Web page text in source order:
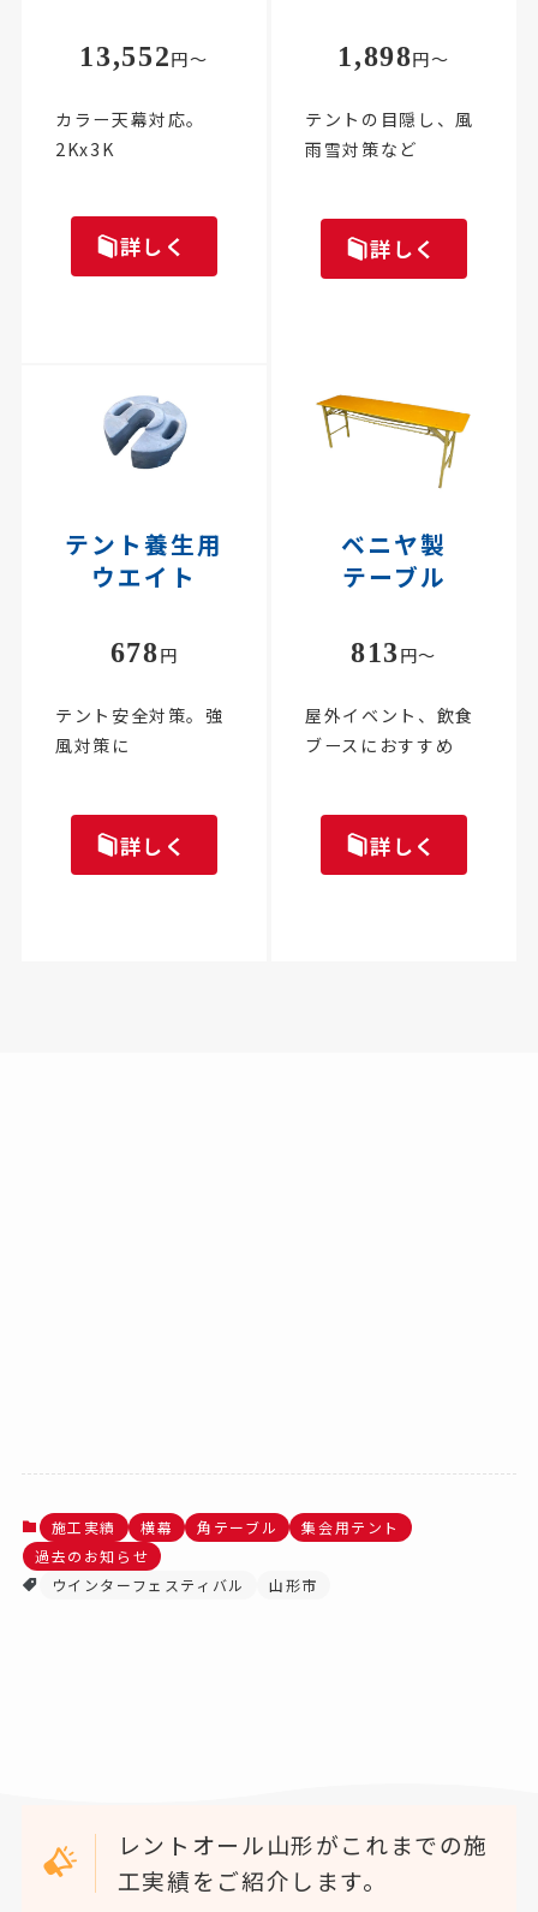
13,552円～
カラー天幕対応。
2Kx3K
詳しく
1,898円～
テントの目隠し、風
雨雪対策など
詳しく
テント養生用
ウエイト
678円
テント安全対策。強
風対策に
詳しく
ベニヤ製
テーブル
813円～
屋外イベント、飲食
ブースにおすすめ
詳しく
施工実績 横幕 角テーブル
集会用テント
過去のお知らせ
ウインターフェスティバル
山形市
レントオール山形がこれまでの施
工実績をご紹介します。